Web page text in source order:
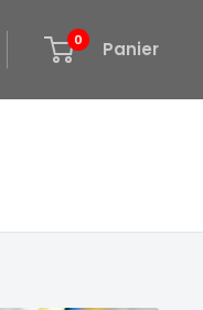
0 Panier